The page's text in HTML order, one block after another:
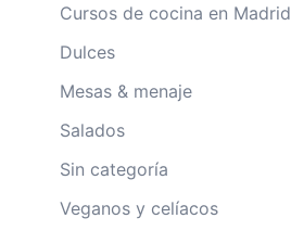
Cursos de cocina en Madrid
Dulces
Mesas & menaje
Salados
Sin categoría
Veganos y celíacos